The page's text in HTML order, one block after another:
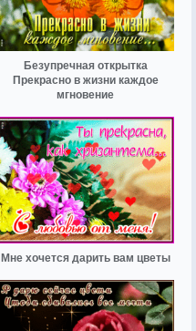
Безупречная открытка
Прекрасно в жизни каждое
мгновение
Мне хочется дарить вам цветы